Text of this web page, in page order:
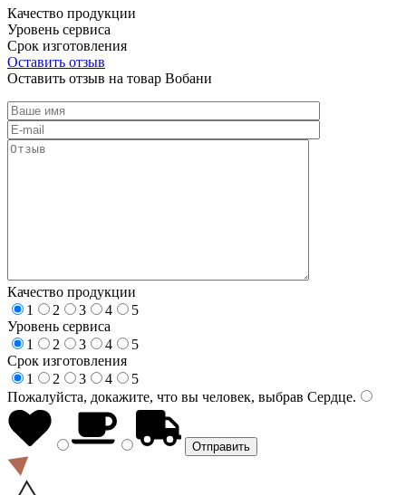
Качество продукции
Уровень сервиса
Срок изготовления
Оставить отзыв
Оставить отзыв на товар Вобани
Качество продукции
1
2 3 4
5
Уровень сервиса
1
2 3 4
5
Срок изготовления
1
2 3 4
5
Пожалуйста, докажите, что вы человек, выбрав Сердце.